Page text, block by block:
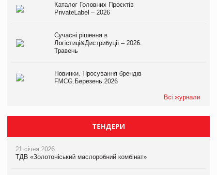
Каталог Головних Проєктів
PrivateLabel – 2026
Сучасні рішення в
Логістиці&Дистрибуції – 2026.
Травень
Новинки. Просування брендів
FMCG.Березень 2026
Всі журнали
ТЕНДЕРИ
21 січня 2026
ТДВ «Золотоніський маслоробний комбінат»